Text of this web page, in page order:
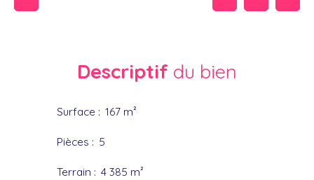
Descriptif du bien
Surface : 167 m²
Pièces : 5
Terrain : 4 385 m²